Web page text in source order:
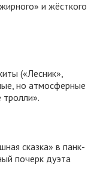
и жёсткого
(«Лесник»,
но атмосферные
тролли».
сказка» в панк-
почерк дуэта